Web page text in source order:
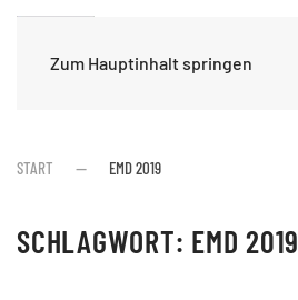
Zum Hauptinhalt springen
START EMD 2019
SCHLAGWORT: EMD 2019